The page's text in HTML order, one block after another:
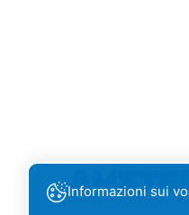
Informazioni sui